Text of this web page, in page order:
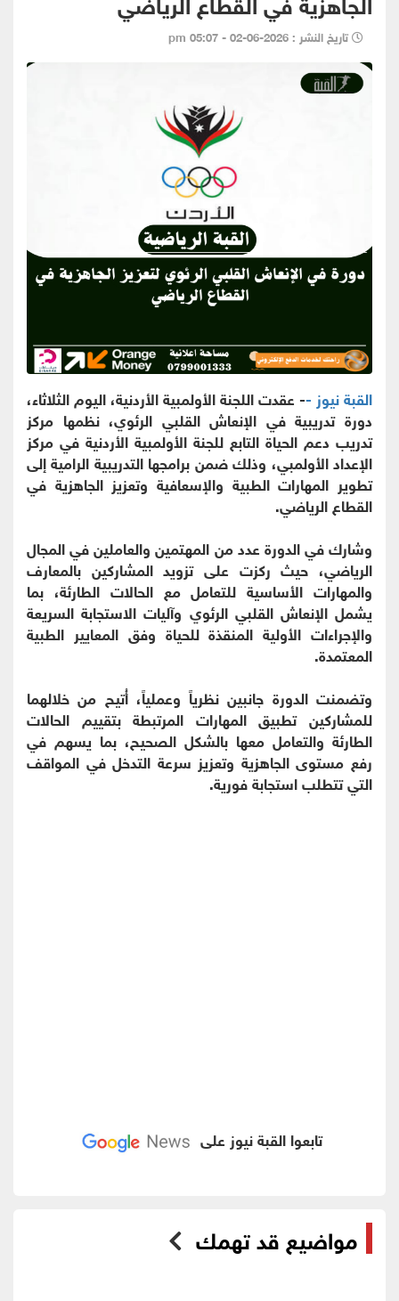
تاريخ النشر : 2026-06-02 - 05:07 pm
القبة نيوز -- عقدت اللجنة الأولمبية الأردنية، اليوم الثلاثاء،
دورة تدريبية في الإنعاش القلبي الرئوي، نظمها مركز
تدريب دعم الحياة التابع للجنة الأولمبية الأردنية في مركز
الإعداد الأولمبي، وذلك ضمن برامجها التدريبية الرامية إلى
تطوير المهارات الطبية والإسعافية وتعزيز الجاهزية في
القطاع الرياضي.
وشارك في الدورة عدد من المهتمين والعاملين في المجال
الرياضي، حيث ركزت على تزويد المشاركين بالمعارف
والمهارات الأساسية للتعامل مع الحالات الطارئة، بما
يشمل الإنعاش القلبي الرئوي وآليات الاستجابة السريعة
والإجراءات الأولية المنقذة للحياة وفق المعايير الطبية
المعتمدة.
وتضمنت الدورة جانبين نظرياً وعملياً، أُتيح من خلالهما
للمشاركين تطبيق المهارات المرتبطة بتقييم الحالات
الطارئة والتعامل معها بالشكل الصحيح، بما يسهم في
رفع مستوى الجاهزية وتعزيز سرعة التدخل في المواقف
التي تتطلب استجابة فورية.
تابعوا القبة نيوز على
مواضيع قد تهمك